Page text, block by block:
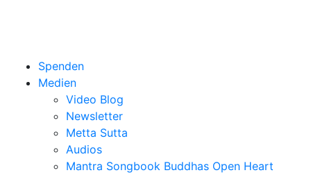
Spenden
Medien
Video Blog
Newsletter
Metta Sutta
Audios
Mantra Songbook Buddhas Open Heart